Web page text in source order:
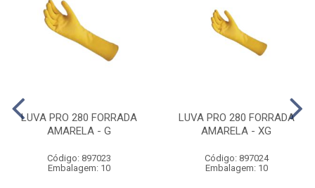
LUVA PRO 280 FORRADA
AMARELA - G
Código: 897023
Embalagem: 10
LUVA PRO 280 FORRADA
AMARELA - XG
Código: 897024
Embalagem: 10